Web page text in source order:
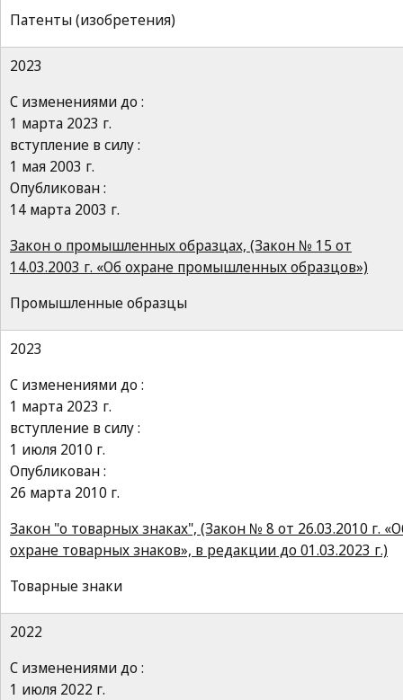
Патенты (изобретения)
2023
С изменениями до :
1 марта 2023 г.
вступление в силу :
1 мая 2003 г.
Опубликован :
14 марта 2003 г.
Закон о промышленных образцах, (Закон № 15 от
14.03.2003 г. «Об охране промышленных образцов»)
Промышленные образцы
2023
С изменениями до :
1 марта 2023 г.
вступление в силу :
1 июля 2010 г.
Опубликован :
26 марта 2010 г.
Закон "о товарных знаках", (Закон № 8 от 26.03.2010 г.
охране товарных знаков», в редакции до 01.03.2023 г.)
Товарные знаки
2022
С изменениями до :
1 июля 2022 г.